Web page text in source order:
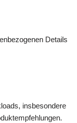
Details
insbesondere